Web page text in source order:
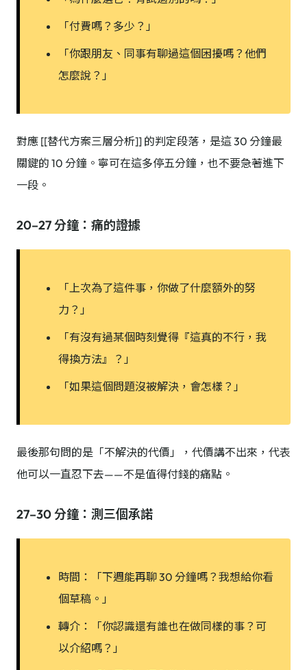
「付費嗎？多少？」
「你跟朋友、同事有聊過這個困擾嗎？他們
怎麼說？」
對應 [[替代方案三層分析]] 的判定段落，是這 30 分鐘最
關鍵的 10 分鐘。寧可在這多停五分鐘，也不要急著進下
一段。
20–27 分鐘：痛的證據
「上次為了這件事，你做了什麼額外的努
力？」
「有沒有過某個時刻覺得『這真的不行，我
得換方法』？」
「如果這個問題沒被解決，會怎樣？」
最後那句問的是「不解決的代價」，代價講不出來，代表
他可以一直忍下去——不是值得付錢的痛點。
27–30 分鐘：測三個承諾
時間：「下週能再聊 30 分鐘嗎？我想給你看
個草稿。」
轉介：「你認識還有誰也在做同樣的事？可
以介紹嗎？」